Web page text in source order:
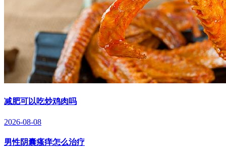
减肥可以吃炒鸡肉吗
2026-08-08
男性阴囊瘙痒怎么治疗